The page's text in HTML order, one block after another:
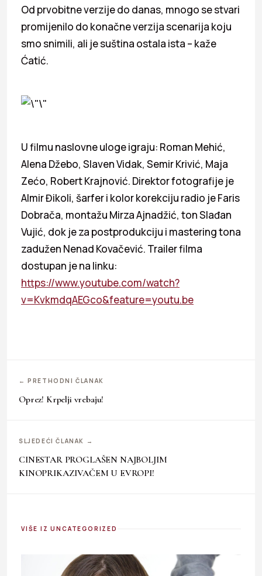
Od prvobitne verzije do danas, mnogo se stvari
promijenilo do konačne verzija scenarija koju
smo snimili, ali je suština ostala ista – kaže
Ćatić.
U filmu naslovne uloge igraju: Roman Mehić,
Alena Džebo, Slaven Vidak, Semir Krivić, Maja
Zećo, Robert Krajnović. Direktor fotografije je
Almir Đikoli, šarfer i kolor korekciju radio je Faris
Dobrača, montažu Mirza Ajnadžić, ton Slađan
Vujić, dok je za postprodukciju i mastering tona
zadužen Nenad Kovačević. Trailer filma
dostupan je na linku:
https://www.youtube.com/watch?
v=KvkmdqAEGco&feature=youtu.be
← PRETHODNI ČLANAK
Oprez! Krpelji vrebaju!
SLJEDEĆI ČLANAK →
CINESTAR PROGLAŠEN NAJBOLJIM
KINOPRIKAZIVAČEM U EVROPI!
VIŠE IZ UNCATEGORIZED